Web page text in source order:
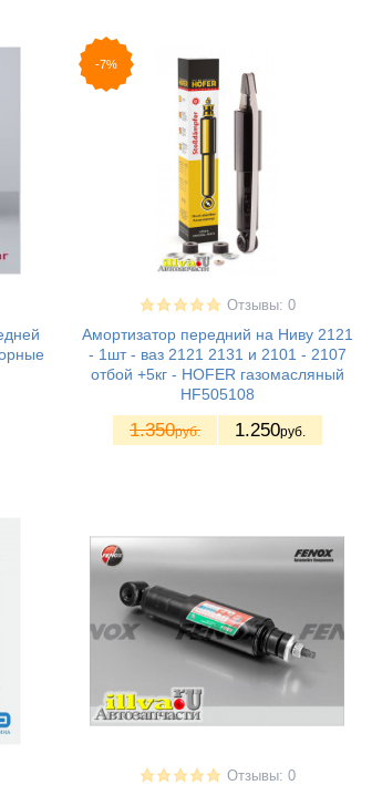
-7%
Отзывы: 0
Амортизатор передний на Ниву 2121
- 1шт - ваз 2121 2131 и 2101 - 2107
отбой +5кг - HOFER газомасляный
HF505108
1.350руб. 1.250руб.
Отзывы: 0